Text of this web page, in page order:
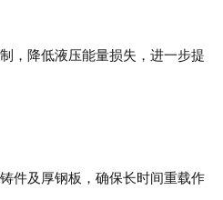
，降低液压能量损失，进一步提
件及厚钢板，确保长时间重载作